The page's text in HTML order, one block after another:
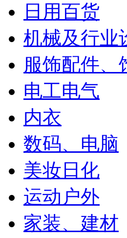
日用百货
机械及行业
服饰配件、
电工电气
内衣
数码、电脑
美妆日化
运动户外
家装、建材